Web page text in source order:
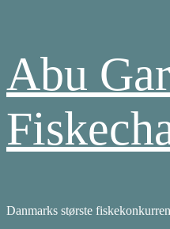
content
Abu
Danmarks største